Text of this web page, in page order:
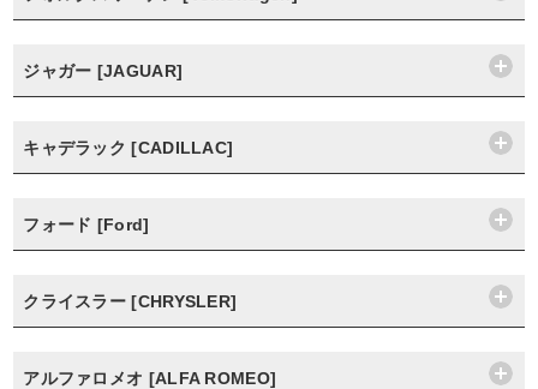
ジャガー [JAGUAR]
キャデラック [CADILLAC]
フォード [Ford]
クライスラー [CHRYSLER]
アルファロメオ [ALFA ROMEO]